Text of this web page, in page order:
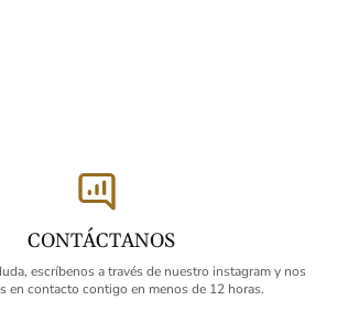
CONTÁCTANOS
escríbenos a través de nuestro instagram y nos
en contacto contigo en menos de 12 horas.